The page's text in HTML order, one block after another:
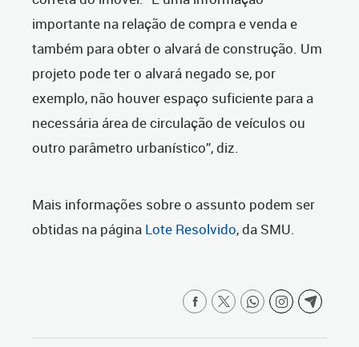
importante na relação de compra e venda e
também para obter o alvará de construção. Um
projeto pode ter o alvará negado se, por
exemplo, não houver espaço suficiente para a
necessária área de circulação de veículos ou
outro parâmetro urbanístico”, diz.
Mais informações sobre o assunto podem ser
obtidas na página Lote Resolvido, da SMU.